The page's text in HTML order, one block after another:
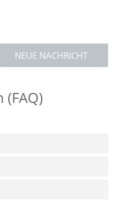
NEUE NACHRICHT